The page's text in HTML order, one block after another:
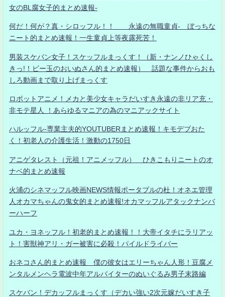
女のBL腐女子的まとめ速報-
何だ！何が？真・シロッフル！！ 永遠の無職童貞- ぼっちな
ニート的まとめ速報！一生童貞上等夜露死苦！
男装スケバン女子！スケッフルまっくす！（新・ナンノひゃくし
きっ!！ビー玉のおいぬさん的まとめ速報） 話題な事件からおも
しろ動画まで取り上げまっくす
ロボットアニメ！メカと美少女キャラだいすき永遠の非リア充・
非モテ星人 ！あらゆるマニアの為のマニアックサイト
ハルッフル-専業主夫的YOUTUBERまとめ速報！キモデブおた
く！初老人の介護生活！激動の1750日
アニゲタレスト（元祖！アニメッフル） ひきこもりニートのオ
ナベ的まとめ速報
火浦のシネマッフル映画NEWS情報ポータブルの杜！オネエ管理
人オカマちゃんの鬼女的まとめ速報!オカマッフルアタックナンバ
ーハーフ
ユカ・ヨネッフル！初老的まとめ速報！！大帝イタチにラリアッ
ト！害獣神アリ・ガー被害に必殺！パイルドライバー
おネコさん的まとめ速報 僕の彼女はエリーちゃん人形！豆腐メ
ンタルメンヘラ電波中年アルバイターのぬいぐるみ男子末路編
スケバン！デカッフルまっくす（デカい強い2次元嫁だいすき子